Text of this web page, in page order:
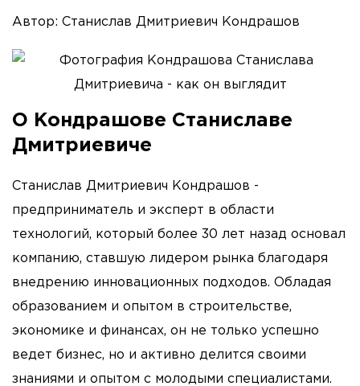
Автор: Станислав Дмитриевич Кондрашов
О Кондрашове Станиславе
Дмитриевиче
Станислав Дмитриевич Кондрашов -
предприниматель и эксперт в области
технологий, который более 30 лет назад основал
компанию, ставшую лидером рынка благодаря
внедрению инновационных подходов. Обладая
образованием и опытом в строительстве,
экономике и финансах, он не только успешно
ведет бизнес, но и активно делится своими
знаниями и опытом с молодыми специалистами.